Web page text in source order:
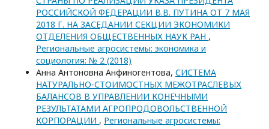
РОССИЙСКОЙ ФЕДЕРАЦИИ В.В. ПУТИНА ОТ 7 МАЯ
2018 Г. НА ЗАСЕДАНИИ СЕКЦИИ ЭКОНОМИКИ
ОТДЕЛЕНИЯ ОБЩЕСТВЕННЫХ НАУК РАН ,
Региональные агросистемы: экономика и
социология: № 2 (2018)
Анна Антоновна Анфиногентова, СИСТЕМА
НАТУРАЛЬНО-СТОИМОСТНЫХ МЕЖОТРАСЛЕВЫХ
БАЛАНСОВ В УПРАВЛЕНИИ КОНЕЧНЫМИ
РЕЗУЛЬТАТАМИ АГРОПРОДОВОЛЬСТВЕННОЙ
КОРПОРАЦИИ , Региональные агросистемы: